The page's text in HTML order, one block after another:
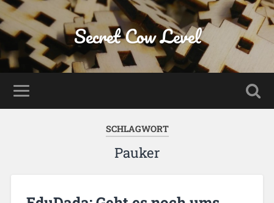
Secret Cow Level
SCHLAGWORT
Pauker